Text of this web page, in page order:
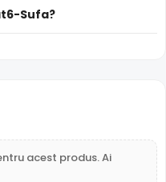
Sufa?
acest produs. Ai